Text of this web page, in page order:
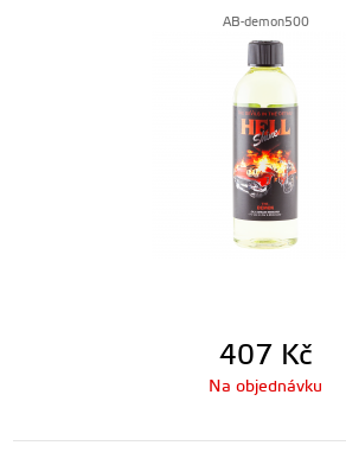
AB-demon500
407 Kč
Na objednávku